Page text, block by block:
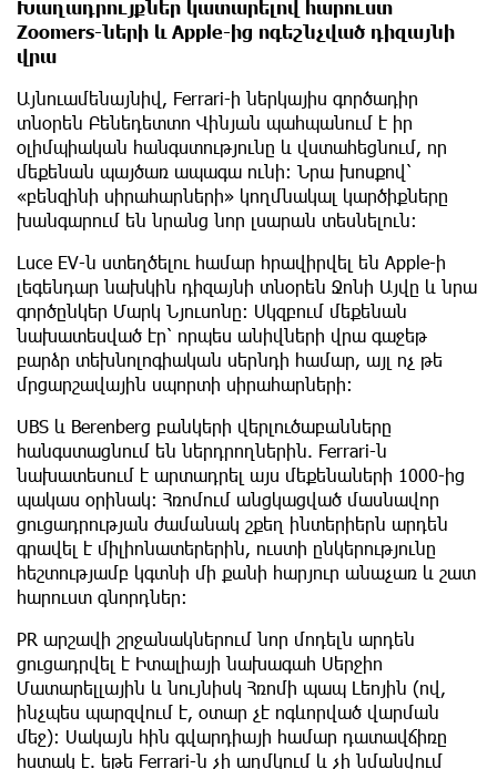
Խաղադրույքներ կատարելով հարուստ
Zoomers-ների և Apple-ից ոգեշնչված դիզայնի
վրա
Այնուամենայնիվ, Ferrari-ի ներկայիս գործադիր
տնօրեն Բենեդետտո Վինյան պահպանում է իր
օլիմպիական հանգստությունը և վստահեցնում, որ
մեքենան պայծառ ապագա ունի: Նրա խոսքով՝
«բենզինի սիրահարների» կողմնակալ կարծիքները
խանգարում են նրանց նոր լսարան տեսնելուն:
Luce EV-ն ստեղծելու համար հրավիրվել են Apple-ի
լեգենդար նախկին դիզայնի տնօրեն Ջոնի Այվը և նրա
գործընկեր Մարկ Նյուսոնը: Սկզբում մեքենան
նախատեսված էր՝ որպես անիվների վրա գաջեթ
բարձր տեխնոլոգիական սերնդի համար, այլ ոչ թե
մրցարշավային սպորտի սիրահարների։
UBS և Berenberg բանկերի վերլուծաբանները
հանգստացնում են ներդրողներին. Ferrari-ն
նախատեսում է արտադրել այս մեքենաների 1000-ից
պակաս օրինակ։ Հռոմում անցկացված մասնավոր
ցուցադրության ժամանակ շքեղ ինտերիերն արդեն
գրավել է միլիոնատերերին, ուստի ընկերությունը
հեշտությամբ կգտնի մի քանի հարյուր անաչառ և շատ
հարուստ գնորդներ։
PR արշավի շրջանակներում նոր մոդելն արդեն
ցուցադրվել է Իտալիայի նախագահ Սերջիո
Մատարելլային և նույնիսկ Հռոմի պապ Լեոյին (ով,
ինչպես պարզվում է, օտար չէ ոգևորված վարման
մեջ)։ Սակայն հին գվարդիայի համար դատավճիռը
հստակ է. եթե Ferrari-ն չի աղմկում և չի նմանվում